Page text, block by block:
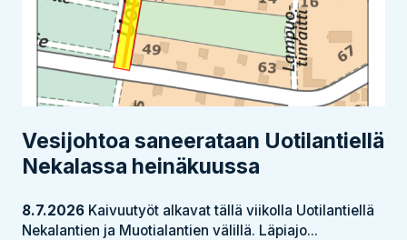
Vesijohtoa saneerataan Uotilantiellä
Nekalassa heinäkuussa
8.7.2026 Kaivuutyöt alkavat tällä viikolla Uotilantiellä
Nekalantien ja Muotialantien välillä. Läpiajo...